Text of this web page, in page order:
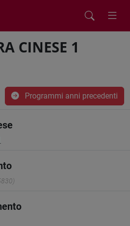
CINESE 1
Programmi anni precedenti